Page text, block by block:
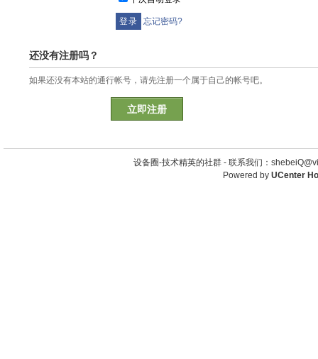
忘记密码?
还没有注册吗？
如果还没有本站的通行帐号，请先注册一个属于自己的帐号吧。
立即注册
设备圈-技术精英的社群 - 联系我们：
Powered by UCenter